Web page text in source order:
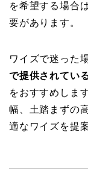
を希望する場合
要があります。
ワイズで迷った
で提供されてい
をおすすめしま
幅、土踏まずの
適なワイズを提